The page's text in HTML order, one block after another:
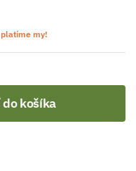
my!
košíka